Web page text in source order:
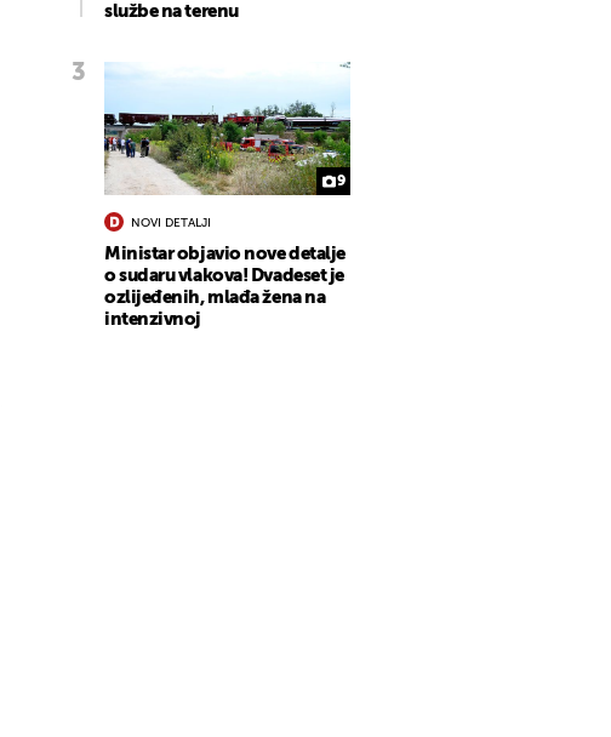
službe na terenu
9
NOVI DETALJI
Ministar objavio nove detalje
o sudaru vlakova! Dvadeset je
ozlijeđenih, mlađa žena na
intenzivnoj